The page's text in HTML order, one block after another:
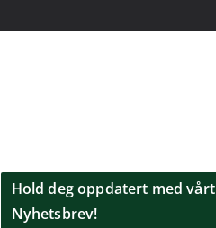
Hold deg oppdatert med vårt
Nyhetsbrev!